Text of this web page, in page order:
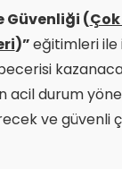
Güvenliği (
)”eğitimleri ile
acil durum
ve